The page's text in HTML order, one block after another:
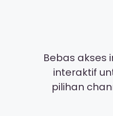
Bebas akses
interaktif
pilihan